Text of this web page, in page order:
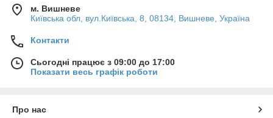
м. Вишневе
Київська обл, вул.Київська, 8, 08134, Вишневе, Україна
Контакти
Сьогодні працює з 09:00 до 17:00
Показати весь графік роботи
Про нас